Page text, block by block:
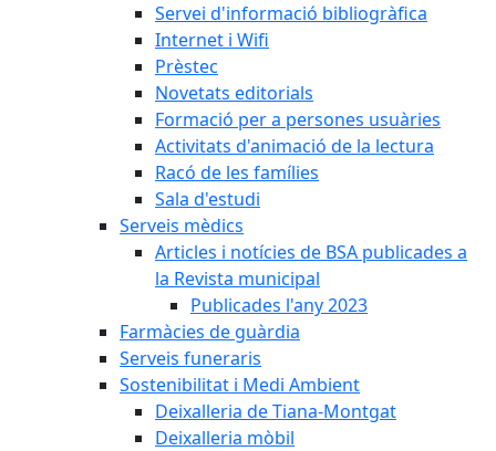
Servei d'informació bibliogràfica
Internet i Wifi
Prèstec
Novetats editorials
Formació per a persones usuàries
Activitats d'animació de la lectura
Racó de les famílies
Sala d'estudi
Serveis mèdics
Articles i notícies de BSA publicades a
la Revista municipal
Publicades l'any 2023
Farmàcies de guàrdia
Serveis funeraris
Sostenibilitat i Medi Ambient
Deixalleria de Tiana-Montgat
Deixalleria mòbil